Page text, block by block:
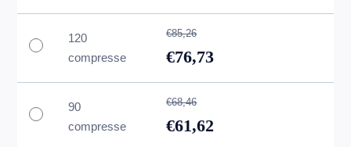
120
compresse
€85,26
€76,73
90
compresse
€68,46
€61,62